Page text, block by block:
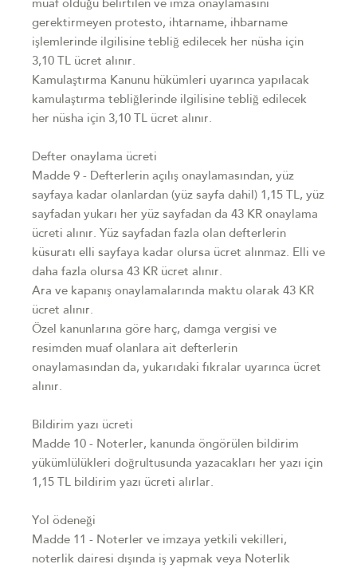
muaf olduğu belirtilen ve imza onaylamasını
gerektirmeyen protesto, ihtarname, ihbarname
işlemlerinde ilgilisine tebliğ edilecek her nüsha için
3,10 TL ücret alınır.
Kamulaştırma Kanunu hükümleri uyarınca yapılacak
kamulaştırma tebliğlerinde ilgilisine tebliğ edilecek
her nüsha için 3,10 TL ücret alınır.
Defter onaylama ücreti
Madde 9 - Defterlerin açılış onaylamasından, yüz
sayfaya kadar olanlardan (yüz sayfa dahil) 1,15 TL, yüz
sayfadan yukarı her yüz sayfadan da 43 KR onaylama
ücreti alınır. Yüz sayfadan fazla olan defterlerin
küsuratı elli sayfaya kadar olursa ücret alınmaz. Elli ve
daha fazla olursa 43 KR ücret alınır.
Ara ve kapanış onaylamalarında maktu olarak 43 KR
ücret alınır.
Özel kanunlarına göre harç, damga vergisi ve
resimden muaf olanlara ait defterlerin
onaylamasından da, yukarıdaki fıkralar uyarınca ücret
alınır.
Bildirim yazı ücreti
Madde 10 - Noterler, kanunda öngörülen bildirim
yükümlülükleri doğrultusunda yazacakları her yazı için
1,15 TL bildirim yazı ücreti alırlar.
Yol ödeneği
Madde 11 - Noterler ve imzaya yetkili vekilleri,
noterlik dairesi dışında iş yapmak veya Noterlik